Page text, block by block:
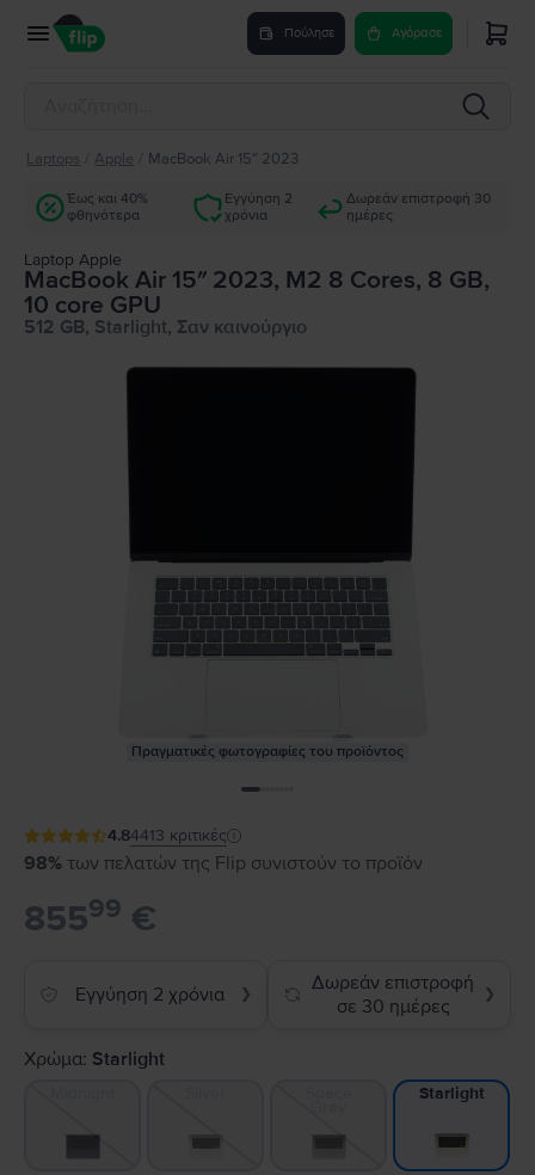
Πούλησε Αγόρασε
Laptops Apple MacBook Air 15″ 2023
Έως και 40%
φθηνότερα
Εγγύηση 2
χρόνια
Δωρεάν επιστροφή 30
ημέρες
Laptop Apple
MacBook Air 15″ 2023, M2 8 Cores, 8 GB,
10 core GPU
512 GB, Starlight, Σαν καινούργιο
Πραγματικές φωτογραφίες του προϊόντος
4.84413 κριτικές
98% των πελατών της Flip συνιστούν το προϊόν
85599 €
Εγγύηση 2 χρόνια ❯
Δωρεάν επιστροφή
σε 30 ημέρες
❯
Χρώμα: Starlight
Starlight